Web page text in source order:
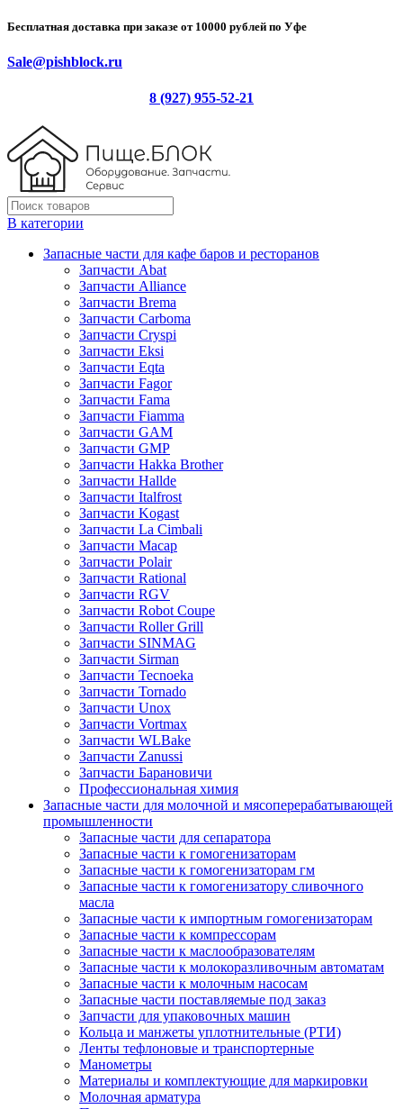
Бесплатная доставка при заказе от 10000 рублей по Уфе
Sale@pishblock.ru
8 (927) 955-52-21
В категории
Запасные части для кафе баров и ресторанов
Запчасти Abat
Запчасти Alliance
Запчасти Brema
Запчасти Carboma
Запчасти Cryspi
Запчасти Eksi
Запчасти Eqta
Запчасти Fagor
Запчасти Fama
Запчасти Fiamma
Запчасти GAM
Запчасти GMP
Запчасти Hakka Brother
Запчасти Hallde
Запчасти Italfrost
Запчасти Kogast
Запчасти La Cimbali
Запчасти Macap
Запчасти Polair
Запчасти Rational
Запчасти RGV
Запчасти Robot Coupe
Запчасти Roller Grill
Запчасти SINMAG
Запчасти Sirman
Запчасти Tecnoeka
Запчасти Tornado
Запчасти Unox
Запчасти Vortmax
Запчасти WLBake
Запчасти Zanussi
Запчасти Барановичи
Профессиональная химия
Запасные части для молочной и мясоперерабатывающей
промышленности
Запасные части для сепаратора
Запасные части к гомогенизаторам
Запасные части к гомогенизаторам гм
Запасные части к гомогенизатору сливочного
масла
Запасные части к импортным гомогенизаторам
Запасные части к компрессорам
Запасные части к маслообразователям
Запасные части к молокоразливочным автоматам
Запасные части к молочным насосам
Запасные части поставляемые под заказ
Запчасти для упаковочных машин
Кольца и манжеты уплотнительные (РТИ)
Ленты тефлоновые и транспортерные
Манометры
Материалы и комплектующие для маркировки
Молочная арматура